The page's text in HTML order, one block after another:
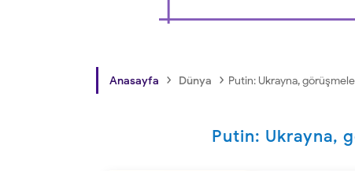
Anasayfa › Dünya › Putin: Ukrayna,
Putin: Ukrayna,